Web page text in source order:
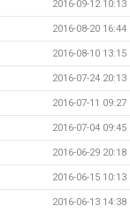
2016-09-12 10:13
2016-08-20 16:44
2016-08-10 13:15
2016-07-24 20:13
2016-07-11 09:27
2016-07-04 09:45
2016-06-29 20:18
2016-06-15 10:13
2016-06-13 14:38